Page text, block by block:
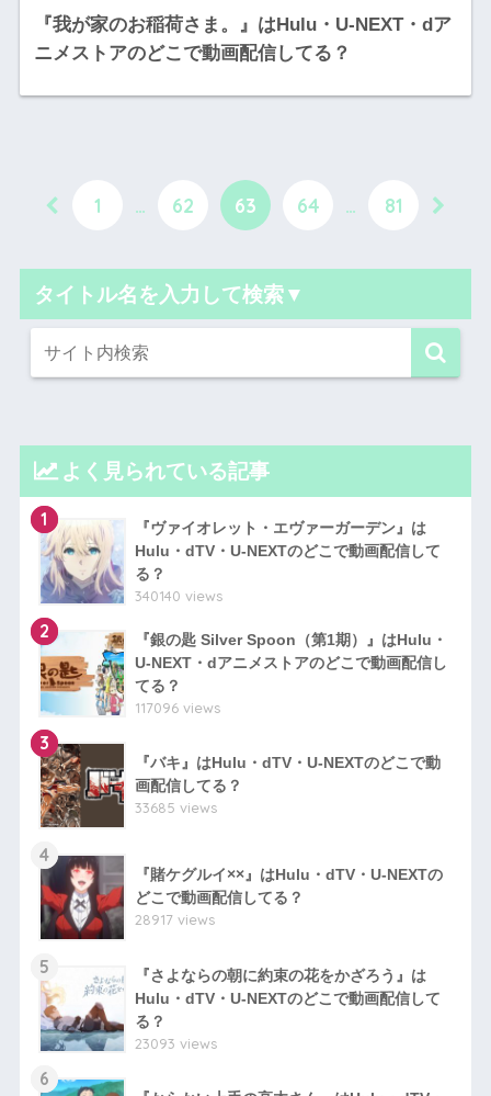
『我が家のお稲荷さま。』はHulu・U-NEXT・dア
ニメストアのどこで動画配信してる？
1 … 62 63 64 … 81
タイトル名を入力して検索▼
よく見られている記事
1
『ヴァイオレット・エヴァーガーデン』は
Hulu・dTV・U-NEXTのどこで動画配信して
る？
340140 views
2
『銀の匙 Silver Spoon（第1期）』はHulu・
U-NEXT・dアニメストアのどこで動画配信し
てる？
117096 views
3
『バキ』はHulu・dTV・U-NEXTのどこで動
画配信してる？
33685 views
4
『賭ケグルイ××』はHulu・dTV・U-NEXTの
どこで動画配信してる？
28917 views
5
『さよならの朝に約束の花をかざろう』は
Hulu・dTV・U-NEXTのどこで動画配信して
る？
23093 views
6